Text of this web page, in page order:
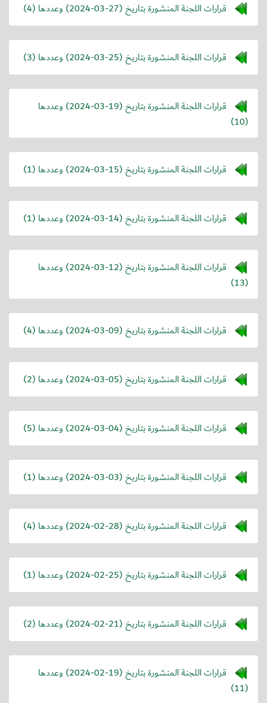
قرارات اللجنة المنشورة بتاريخ (2024-03-27) وعددها (4)
قرارات اللجنة المنشورة بتاريخ (2024-03-25) وعددها (3)
قرارات اللجنة المنشورة بتاريخ (2024-03-19) وعددها
(10)
قرارات اللجنة المنشورة بتاريخ (2024-03-15) وعددها (1)
قرارات اللجنة المنشورة بتاريخ (2024-03-14) وعددها (1)
قرارات اللجنة المنشورة بتاريخ (2024-03-12) وعددها
(13)
قرارات اللجنة المنشورة بتاريخ (2024-03-09) وعددها (4)
قرارات اللجنة المنشورة بتاريخ (2024-03-05) وعددها (2)
قرارات اللجنة المنشورة بتاريخ (2024-03-04) وعددها (5)
قرارات اللجنة المنشورة بتاريخ (2024-03-03) وعددها (1)
قرارات اللجنة المنشورة بتاريخ (2024-02-28) وعددها (4)
قرارات اللجنة المنشورة بتاريخ (2024-02-25) وعددها (1)
قرارات اللجنة المنشورة بتاريخ (2024-02-21) وعددها (2)
قرارات اللجنة المنشورة بتاريخ (2024-02-19) وعددها
(11)